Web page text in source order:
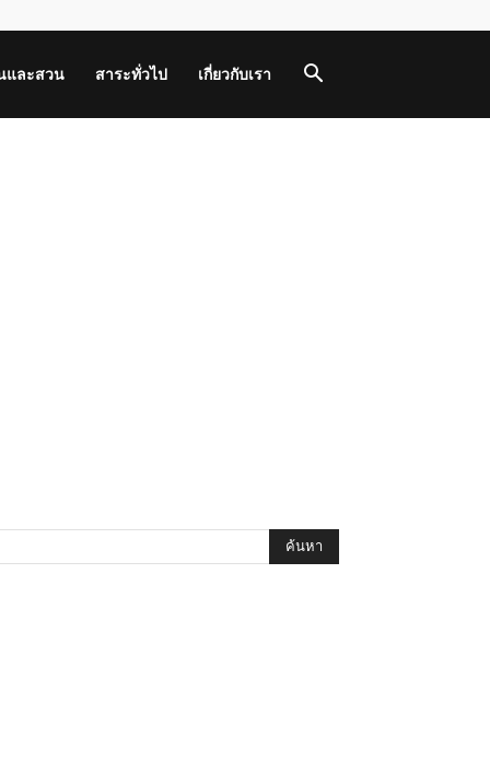
และสวน สาระทั่วไป เกี่ยวกับเรา